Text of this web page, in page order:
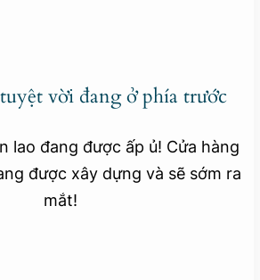
vời đang ở phía trước
lao đang được ấp ủ! Cửa hàng
được xây dựng và sẽ sớm ra
mắt!